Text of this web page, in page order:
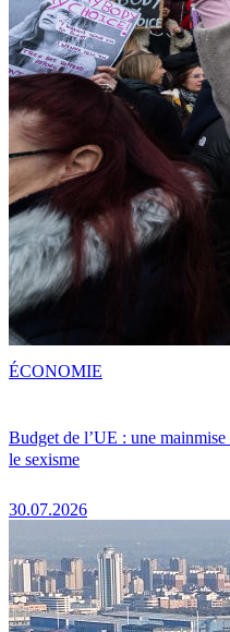
Budget de l’UE : une
le sexisme
30.07.2026
ÉCONOMIE